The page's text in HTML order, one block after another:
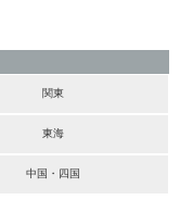
関東
東海
中国・四国